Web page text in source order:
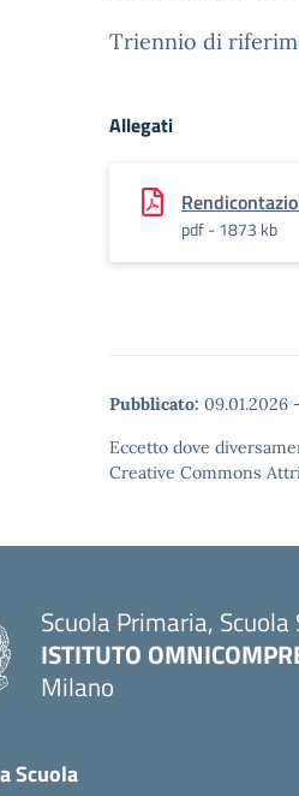
Triennio di
Allegati
pdf - 1873 kb
Pubblicato: 09.01.2026 -
Eccetto dove
Creative Commons
Scuola Primaria,
ISTITUTO
Milano
Scuola